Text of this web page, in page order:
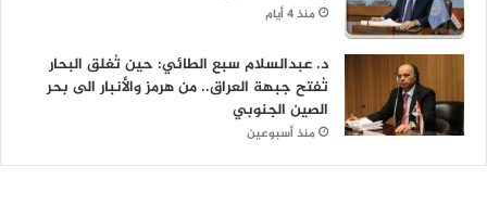
منذ 4 أيام
د. عبدالسلام سبع الطائي: حين تُغلق البحار
تُفتح جبهة العراق.. من هرمز والأنبار الى بحر
الصين الجنوبي
منذ أسبوعين